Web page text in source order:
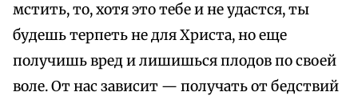
мстить, то, хотя это тебе и не удастся, ты
будешь терпеть не для Христа, но еще
получишь вред и лишишься плодов по своей
воле. От нас зависит — получать от бедствий